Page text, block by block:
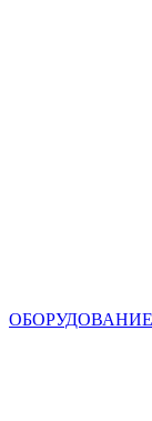
ОБОРУДОВАНИЕ